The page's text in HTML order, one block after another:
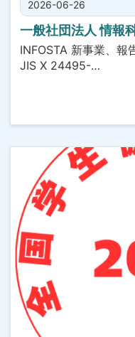
2026-06-26
一般社団法人 情報
INFOSTA 新事業、
JIS X 24495-…